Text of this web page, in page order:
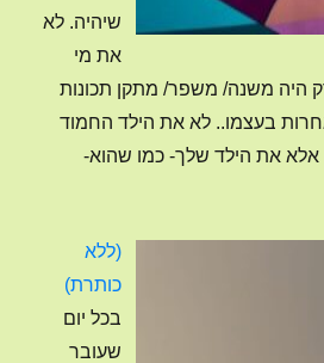
שיהיה. לא
את מי
היה משנה/ משפר/ מתקן תכונות
בעצמו.. לא את הילד החמוד
אלא את הילד שלך- כמו שהוא-
(ללא
כותרת)
4120בכל יום
שעובר